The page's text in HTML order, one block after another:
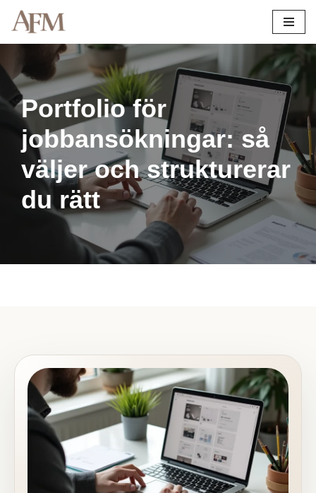
innehåll
Portfolio för
jobbansökningar: så
väljer och strukturerar
du rätt